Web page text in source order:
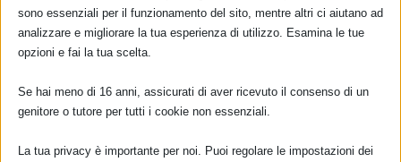
sono essenziali per il funzionamento del sito, mentre altri ci aiutano ad
analizzare e migliorare la tua esperienza di utilizzo. Esamina le tue
opzioni e fai la tua scelta.
Se hai meno di 16 anni, assicurati di aver ricevuto il consenso di un
genitore o tutore per tutti i cookie non essenziali.
La tua privacy è importante per noi. Puoi regolare le impostazioni dei